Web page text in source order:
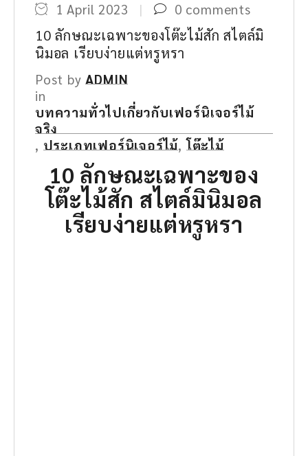
1 April 2023 0 comments
10 ลักษณะเฉพาะของโต๊ะไม้สัก สไตล์มิ
นิมอล เรียบง่ายแต่หรูหรา
Post byADMIN
in
บทความทั่วไปเกี่ยวกับเฟอร์นิเจอร์ไม้
จริง
, ประเภทเฟอร์นิเจอร์ไม้,โต๊ะไม้
10 ลักษณะเฉพาะของ
โต๊ะไม้สัก สไตล์มินิมอล
เรียบง่ายแต่หรูหรา